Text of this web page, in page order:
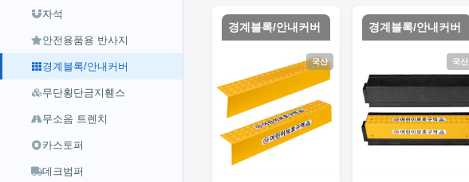
자석
안전용품용 반사지
경계블록/안내커버
무단횡단금지휀스
무소음 트렌치
카스토퍼
데크범퍼
경계블록/안내커버
국산
경계블록/안내커버
국산